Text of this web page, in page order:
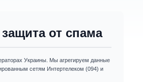
от спама
Украины. Мы агрегируем данные
сетям Интертелеком (094) и